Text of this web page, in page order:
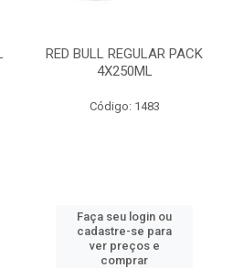
RED BULL REGULAR PACK
4X250ML
Código: 1483
Faça seu login ou
cadastre-se para
ver preços e
comprar